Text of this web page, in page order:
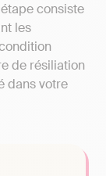
consiste
les
de résiliation
dans votre